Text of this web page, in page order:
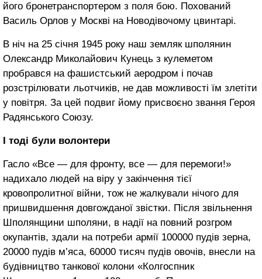
його бро­нетранспортером з поля бою. Похований
Василь Орлов у Москві на Новодівочому цвинтарі.
В ніч на 25 січня 1945 року наш земляк шполянин
Олександр Миколайович Ку­нець з кулеметом
пробрався на фашистсь­кий аеродром і почав
розстрілювати льотчиків, не дав можливості їм злетіти
у повітря. За цей подвиг йому присвоєно звання Героя
Радянського Союзу.
І тоді були волонтери
Гасло «Все — для фронту, все — для перемоги!»
надихало людей на віру у закінчення тієї
кровопролитної війни, тож не жалкували нічого для
пришвидшення довгожданої звістки. Після звільнення
Шполянщини шполяни, в надії на по­вний розгром
окупантів, здали на потре­би армії 100000 пудів зерна,
20000 пудів м’яса, 60000 тисяч пудів овочів, внесли на
будівництво танкової колони «Колгосп­ник